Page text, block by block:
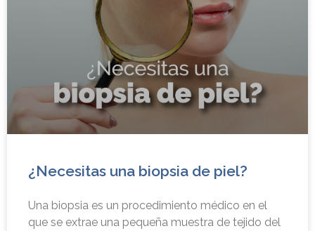
¿Necesitas una biopsia de piel?
Una biopsia es un procedimiento médico en el
que se extrae una pequeña muestra de tejido del